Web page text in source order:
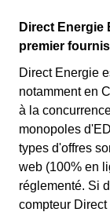
Direct Energie
premier
Direct Energie
notamment en
à la
monopoles
types d'offres
web (100% en
réglementé. Si
compteur